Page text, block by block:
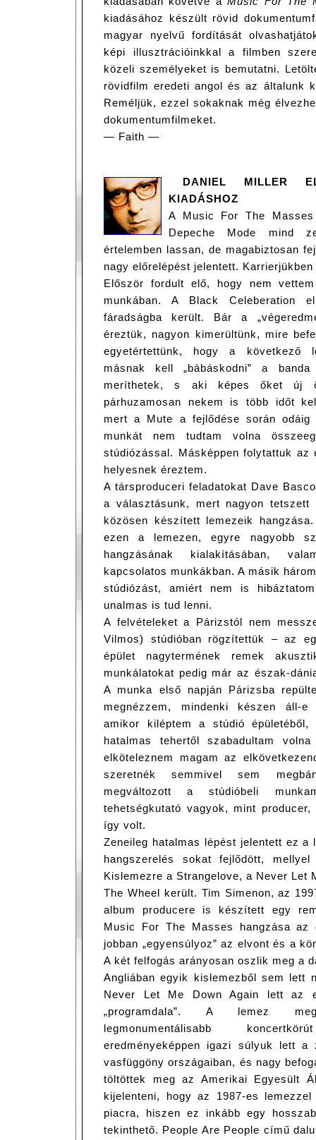
kiadásához készült rövid
magyar nyelvű fordítását
képi illusztrációinkkal a filmben
közeli személyeket is bemutatni.
rövidfilm eredeti angol és az általunk
Reméljük, ezzel sokaknak még
dokumentumfilmeket.
— Faith —
DANIEL MILLER
KIADÁSHOZ
A Music For The
Depeche Mode mind
értelemben lassan, de magabiztosan
nagy előrelépést jelentett.
Először fordult elő, hogy nem
munkában. A Black Celeberation
fáradságba került. Bár a
éreztük, nagyon kimerültünk, mire
egyetértettünk, hogy a következő
másnak kell „bábáskodni” a
meríthetek, s aki képes őket új
párhuzamosan nekem is több időt
mert a Mute a fejlődése során
munkát nem tudtam volna
stúdiózással. Másképpen folytattuk az
helyesnek éreztem.
A társproduceri feladatokat Dave
a választásunk, mert nagyon
közösen készített lemezeik
ezen a lemezen, egyre nagyobb
hangzásának kialakításában,
kapcsolatos munkákban. A másik
stúdiózást, amiért nem is
unalmas is tud lenni.
A felvételeket a Párizstól nem
Vilmos) stúdióban rögzítettük – az
épület nagytermének remek
munkálatokat pedig már az észak-
A munka első napján Párizsba
megnézzem, mindenki készen áll-
amikor kiléptem a stúdió
hatalmas tehertől szabadultam
elköteleznem magam az
szeretnék semmivel sem
megváltozott a stúdióbeli
tehetségkutató vagyok, mint
így volt.
Zeneileg hatalmas lépést jelentett ez a
hangszerelés sokat fejlődött,
Kislemezre a Strangelove, a Never Let
The Wheel került. Tim Simenon, az
album producere is készített egy
Music For The Masses hangzása az
jobban „egyensúlyoz” az elvont és a
A két felfogás arányosan oszlik meg a
Angliában egyik kislemezből sem lett
Never Let Me Down Again lett az
„programdala”. A lemez
legmonumentálisabb
eredményeképpen igazi súlyuk lett a
vasfüggöny országaiban, és nagy
töltöttek meg az Amerikai Egyesült
kijelenteni, hogy az 1987-es
piacra, hiszen ez inkább egy
tekinthető. People Are People című